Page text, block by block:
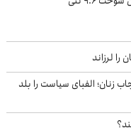
زنان؛ الفبای سیاست را بلد